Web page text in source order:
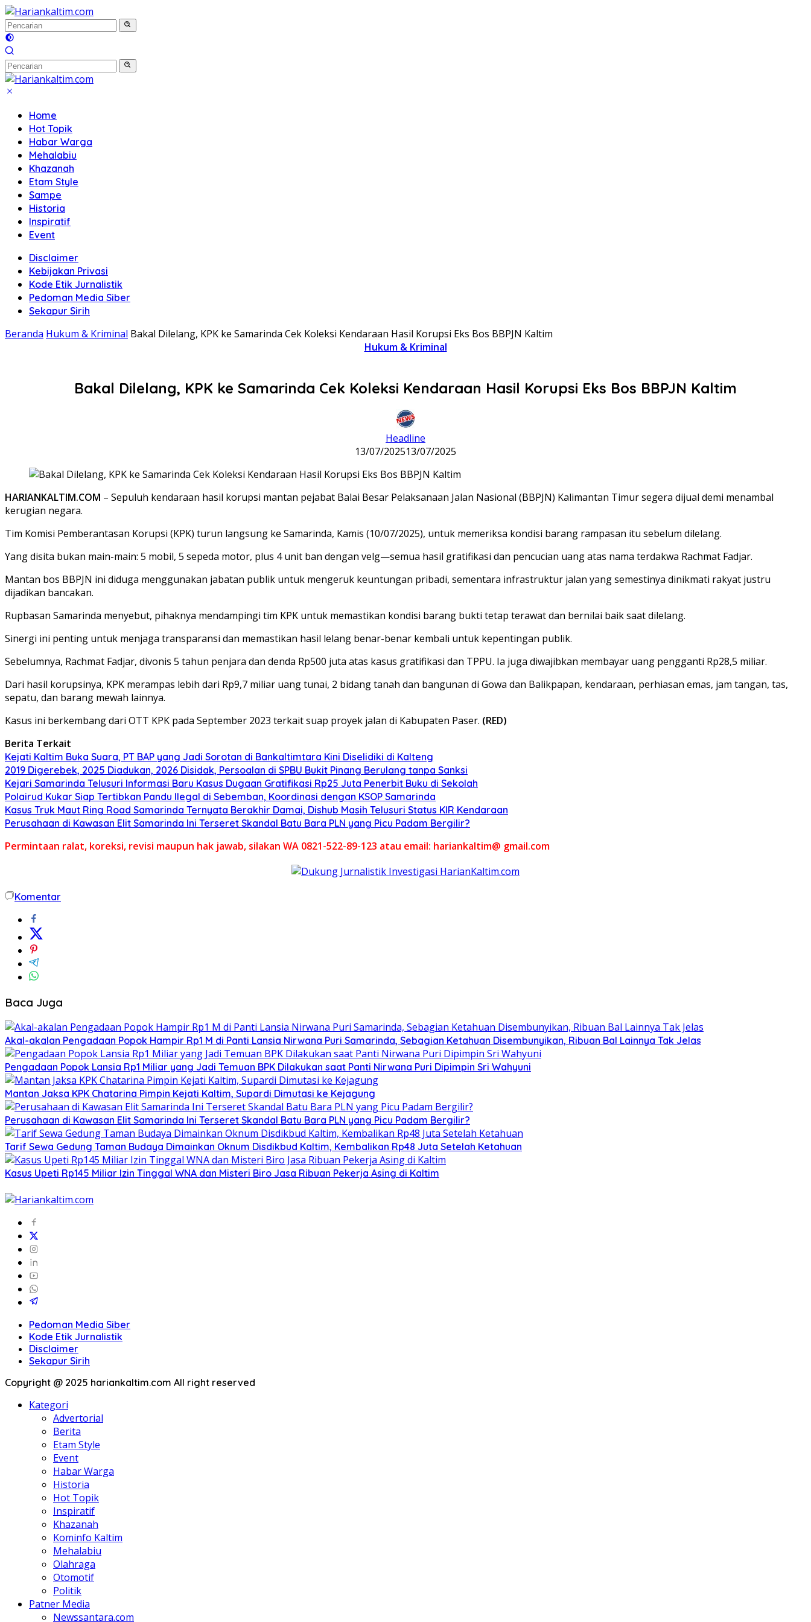
Langsung
ke
konten
Home
Hot Topik
Habar Warga
Mehalabiu
Khazanah
Etam Style
Sampe
Historia
Inspiratif
Event
Disclaimer
Kebijakan Privasi
Kode Etik Jurnalistik
Pedoman Media Siber
Sekapur Sirih
Beranda Hukum & Kriminal Bakal Dilelang, KPK ke Samarinda Cek Koleksi Kendaraan Hasil Korupsi Eks Bos BBPJN Kaltim
Hukum & Kriminal
Bakal Dilelang, KPK ke Samarinda Cek Koleksi Kendaraan Hasil Korupsi Eks Bos BBPJN Kaltim
Headline
13/07/202513/07/2025
HARIANKALTIM.COM – Sepuluh kendaraan hasil korupsi mantan pejabat Balai Besar Pelaksanaan Jalan Nasional (BBPJN) Kalimantan Timur segera dijual demi menambal
kerugian negara.
Tim Komisi Pemberantasan Korupsi (KPK) turun langsung ke Samarinda, Kamis (10/07/2025), untuk memeriksa kondisi barang rampasan itu sebelum dilelang.
Yang disita bukan main-main: 5 mobil, 5 sepeda motor, plus 4 unit ban dengan velg—semua hasil gratifikasi dan pencucian uang atas nama terdakwa Rachmat Fadjar.
Mantan bos BBPJN ini diduga menggunakan jabatan publik untuk mengeruk keuntungan pribadi, sementara infrastruktur jalan yang semestinya dinikmati rakyat justru
dijadikan bancakan.
Rupbasan Samarinda menyebut, pihaknya mendampingi tim KPK untuk memastikan kondisi barang bukti tetap terawat dan bernilai baik saat dilelang.
Sinergi ini penting untuk menjaga transparansi dan memastikan hasil lelang benar-benar kembali untuk kepentingan publik.
Sebelumnya, Rachmat Fadjar, divonis 5 tahun penjara dan denda Rp500 juta atas kasus gratifikasi dan TPPU. Ia juga diwajibkan membayar uang pengganti Rp28,5 miliar.
Dari hasil korupsinya, KPK merampas lebih dari Rp9,7 miliar uang tunai, 2 bidang tanah dan bangunan di Gowa dan Balikpapan, kendaraan, perhiasan emas, jam tangan, tas,
sepatu, dan barang mewah lainnya.
Kasus ini berkembang dari OTT KPK pada September 2023 terkait suap proyek jalan di Kabupaten Paser. (RED)
Berita Terkait
Kejati Kaltim Buka Suara, PT BAP yang Jadi Sorotan di Bankaltimtara Kini Diselidiki di Kalteng
2019 Digerebek, 2025 Diadukan, 2026 Disidak, Persoalan di SPBU Bukit Pinang Berulang tanpa Sanksi
Kejari Samarinda Telusuri Informasi Baru Kasus Dugaan Gratifikasi Rp25 Juta Penerbit Buku di Sekolah
Polairud Kukar Siap Tertibkan Pandu Ilegal di Sebemban, Koordinasi dengan KSOP Samarinda
Kasus Truk Maut Ring Road Samarinda Ternyata Berakhir Damai, Dishub Masih Telusuri Status KIR Kendaraan
Perusahaan di Kawasan Elit Samarinda Ini Terseret Skandal Batu Bara PLN yang Picu Padam Bergilir?
Permintaan ralat, koreksi, revisi maupun hak jawab, silakan WA 0821-522-89-123 atau email: hariankaltim@ gmail.com
Komentar
Baca Juga
Akal-akalan Pengadaan Popok Hampir Rp1 M di Panti Lansia Nirwana Puri Samarinda, Sebagian Ketahuan Disembunyikan, Ribuan Bal Lainnya Tak Jelas
Pengadaan Popok Lansia Rp1 Miliar yang Jadi Temuan BPK Dilakukan saat Panti Nirwana Puri Dipimpin Sri Wahyuni
Mantan Jaksa KPK Chatarina Pimpin Kejati Kaltim, Supardi Dimutasi ke Kejagung
Perusahaan di Kawasan Elit Samarinda Ini Terseret Skandal Batu Bara PLN yang Picu Padam Bergilir?
Tarif Sewa Gedung Taman Budaya Dimainkan Oknum Disdikbud Kaltim, Kembalikan Rp48 Juta Setelah Ketahuan
Kasus Upeti Rp145 Miliar Izin Tinggal WNA dan Misteri Biro Jasa Ribuan Pekerja Asing di Kaltim
Pedoman Media Siber
Kode Etik Jurnalistik
Disclaimer
Sekapur Sirih
Copyright @ 2025 hariankaltim.com All right reserved
Kategori
Advertorial
Berita
Etam Style
Event
Habar Warga
Historia
Hot Topik
Inspiratif
Khazanah
Kominfo Kaltim
Mehalabiu
Olahraga
Otomotif
Politik
Patner Media
Newssantara.com